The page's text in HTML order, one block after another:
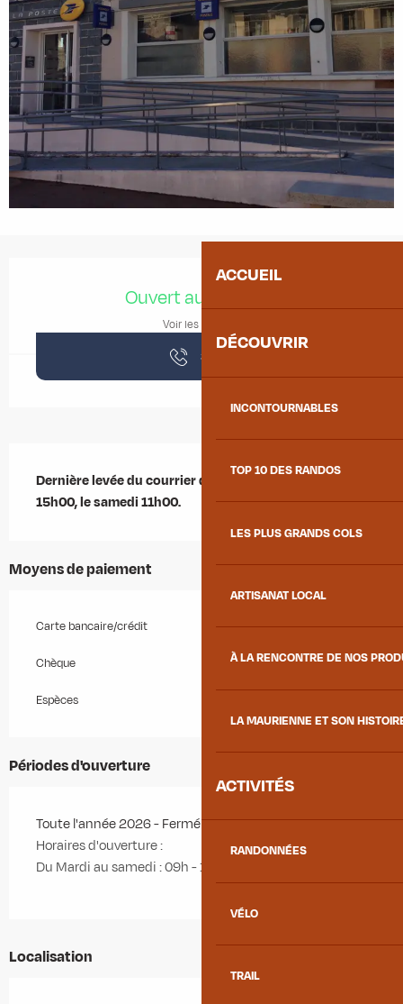
ACCUEIL
DÉCOUVRIR
INCONTOURNABLES
TOP 10 DES RANDOS
LES PLUS GRANDS COLS
ARTISANAT LOCAL
À LA RENCONTRE DE NOS
LA MAURIENNE ET SON
ACTIVITÉS
RANDONNÉES
VÉLO
TRAIL
Ouvert aujourd'hui
Voir les horaires
36
Dernière levée du courrier du lundi au vendredi
15h00, le samedi 11h00.
Moyens de paiement
Carte bancaire/crédit
Chèque
Espèces
Périodes d'ouverture
Toute l'année 2026 - Fermé le dimanche
Horaires d'ouverture :
Du Mardi au samedi : 09h - 12h
Localisation